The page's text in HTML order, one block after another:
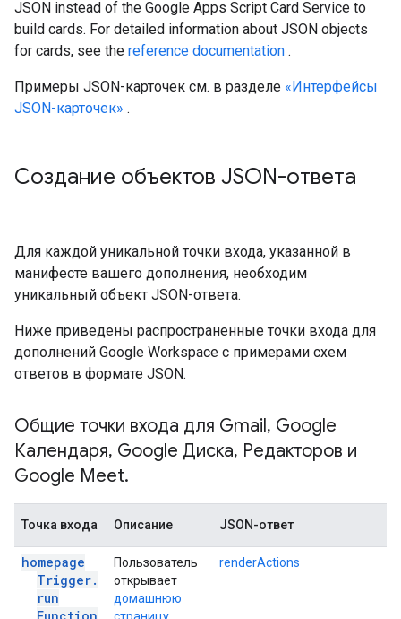
JSON instead of the Google Apps Script Card Service to
build cards. For detailed information about JSON objects
for cards, see the reference documentation .
Примеры JSON-карточек см. в разделе «Интерфейсы
JSON-карточек» .
Создание объектов JSON-ответа
Для каждой уникальной точки входа, указанной в
манифесте вашего дополнения, необходим
уникальный объект JSON-ответа.
Ниже приведены распространенные точки входа для
дополнений Google Workspace с примерами схем
ответов в формате JSON.
Общие точки входа для Gmail, Google
Календаря, Google Диска, Редакторов и
Google Meet.
Точка входа Описание JSON-ответ
homepage
Trigger.
run
Пользователь
открывает
домашнюю
renderActions